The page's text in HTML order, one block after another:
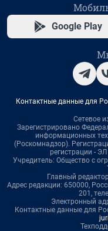
Google Play
Контактные данные для
Сетевое
Зарегистрировано
информационных
(Роскомнадзор).
регистрации -
Учредитель: Общество с
Главный
Адрес редакции: 650000,
201,
Электронный
Контактные данные для